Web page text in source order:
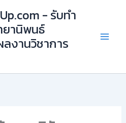
- รับทำ
ยานิพนธ์
งานวิชาการ